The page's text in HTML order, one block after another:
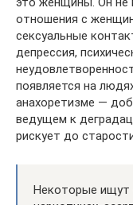
отношения с
сексуальные
депрессия,
появляется на
анахоретизме —
ведущем к
рискует до
Некоторые ищут